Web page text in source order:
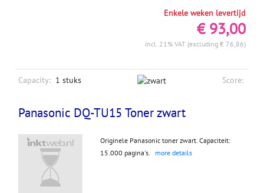
Enkele weken levertijd
€ 93,00
incl. 21% VAT (excluding € 76,86)
Capacity: 1 stuks Score:
Panasonic DQ-TU15 Toner zwart
Originele Panasonic toner zwart. Capaciteit:
15.000 pagina's. more details